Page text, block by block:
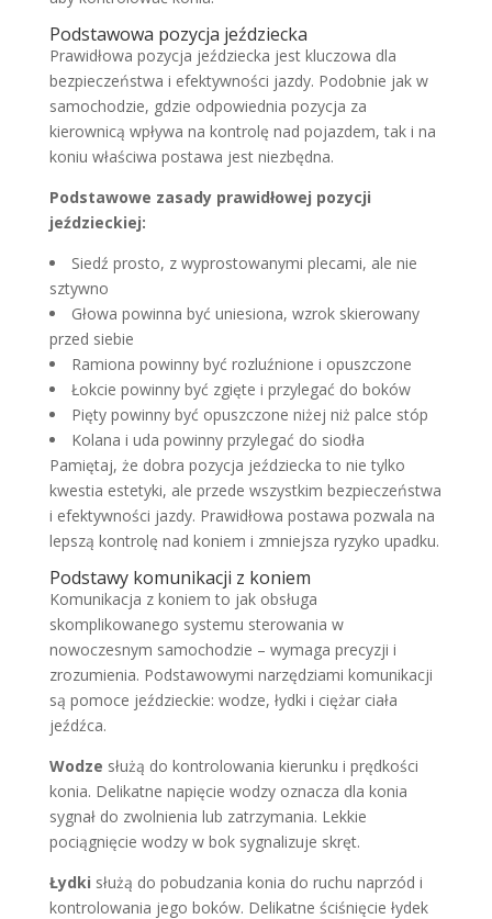
Podstawowa pozycja jeździecka
Prawidłowa pozycja jeździecka jest kluczowa dla
bezpieczeństwa i efektywności jazdy. Podobnie jak w
samochodzie, gdzie odpowiednia pozycja za
kierownicą wpływa na kontrolę nad pojazdem, tak i na
koniu właściwa postawa jest niezbędna.
Podstawowe zasady prawidłowej pozycji
jeździeckiej:
Siedź prosto, z wyprostowanymi plecami, ale nie
sztywno
Głowa powinna być uniesiona, wzrok skierowany
przed siebie
Ramiona powinny być rozluźnione i opuszczone
Łokcie powinny być zgięte i przylegać do boków
Pięty powinny być opuszczone niżej niż palce stóp
Kolana i uda powinny przylegać do siodła
Pamiętaj, że dobra pozycja jeździecka to nie tylko
kwestia estetyki, ale przede wszystkim bezpieczeństwa
i efektywności jazdy. Prawidłowa postawa pozwala na
lepszą kontrolę nad koniem i zmniejsza ryzyko upadku.
Podstawy komunikacji z koniem
Komunikacja z koniem to jak obsługa
skomplikowanego systemu sterowania w
nowoczesnym samochodzie – wymaga precyzji i
zrozumienia. Podstawowymi narzędziami komunikacji
są pomoce jeździeckie: wodze, łydki i ciężar ciała
jeźdźca.
Wodze służą do kontrolowania kierunku i prędkości
konia. Delikatne napięcie wodzy oznacza dla konia
sygnał do zwolnienia lub zatrzymania. Lekkie
pociągnięcie wodzy w bok sygnalizuje skręt.
Łydki służą do pobudzania konia do ruchu naprzód i
kontrolowania jego boków. Delikatne ściśnięcie łydek